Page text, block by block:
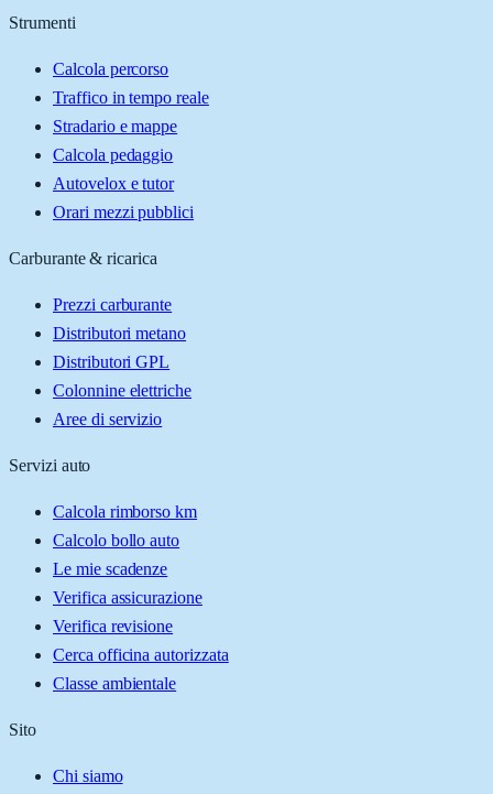
Strumenti
Calcola percorso
Traffico in tempo reale
Stradario e mappe
Calcola pedaggio
Autovelox e tutor
Orari mezzi pubblici
Carburante & ricarica
Prezzi carburante
Distributori metano
Distributori GPL
Colonnine elettriche
Aree di servizio
Servizi auto
Calcola rimborso km
Calcolo bollo auto
Le mie scadenze
Verifica assicurazione
Verifica revisione
Cerca officina autorizzata
Classe ambientale
Sito
Chi siamo